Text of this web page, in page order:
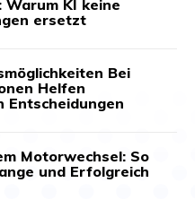
KI keine
ersetzt
Bei
Helfen
Motorwechsel: So
und Erfolgreich